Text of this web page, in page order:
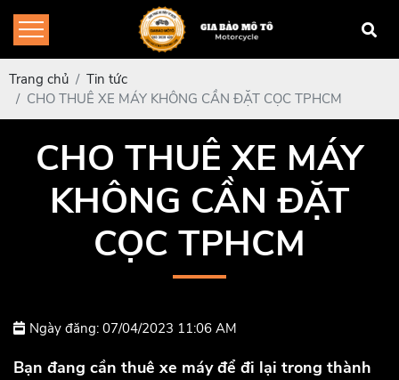
Trang chủ
Tin tức
CHO THUÊ XE MÁY KHÔNG CẦN ĐẶT CỌC TPHCM
CHO THUÊ XE MÁY
KHÔNG CẦN ĐẶT
CỌC TPHCM
Ngày đăng: 07/04/2023 11:06 AM
Bạn đang cần thuê xe máy để đi lại trong thành